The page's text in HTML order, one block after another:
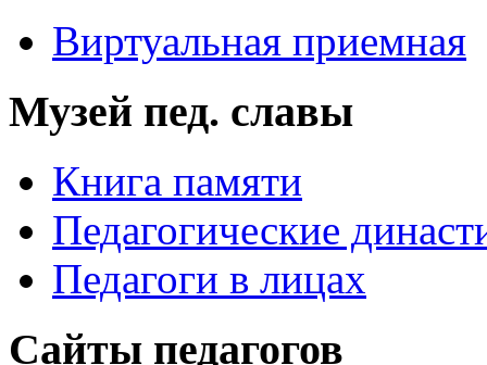
Виртуальная приемная
Музей пед. славы
Книга памяти
Педагогические
Педагоги в лицах
Сайты педагогов